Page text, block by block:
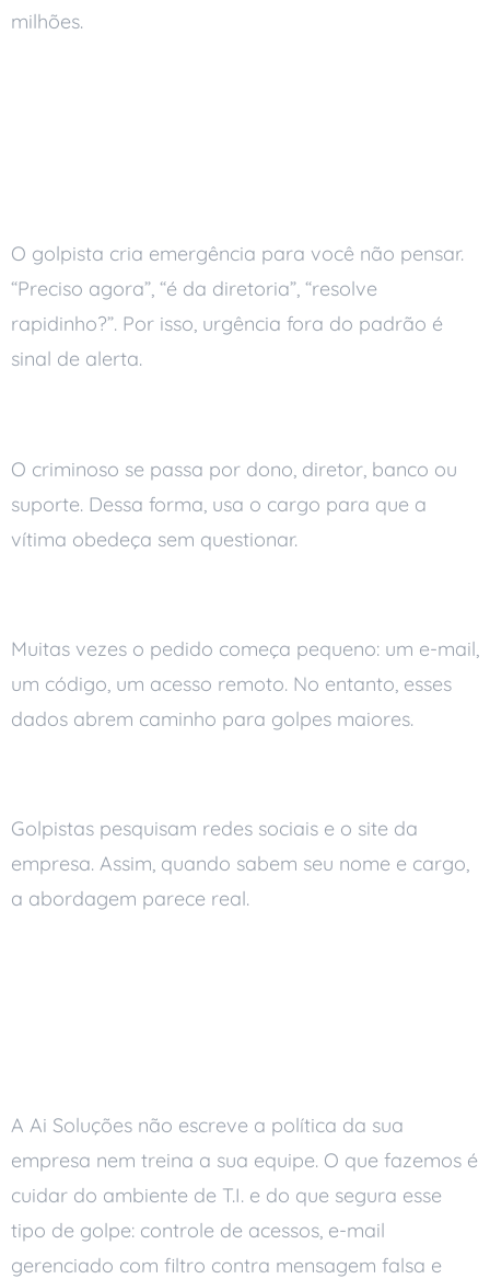
milhões.
O golpista cria emergência para você não pensar.
“Preciso agora”, “é da diretoria”, “resolve
rapidinho?”. Por isso, urgência fora do padrão é
sinal de alerta.
O criminoso se passa por dono, diretor, banco ou
suporte. Dessa forma, usa o cargo para que a
vítima obedeça sem questionar.
Muitas vezes o pedido começa pequeno: um e-mail,
um código, um acesso remoto. No entanto, esses
dados abrem caminho para golpes maiores.
Golpistas pesquisam redes sociais e o site da
empresa. Assim, quando sabem seu nome e cargo,
a abordagem parece real.
A Ai Soluções não escreve a política da sua
empresa nem treina a sua equipe. O que fazemos é
cuidar do ambiente de T.I. e do que segura esse
tipo de golpe: controle de acessos, e-mail
gerenciado com filtro contra mensagem falsa e